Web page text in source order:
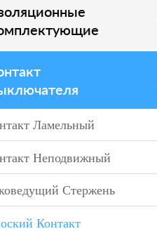
Ламельный
Неподвижный
Стержень
Контакт